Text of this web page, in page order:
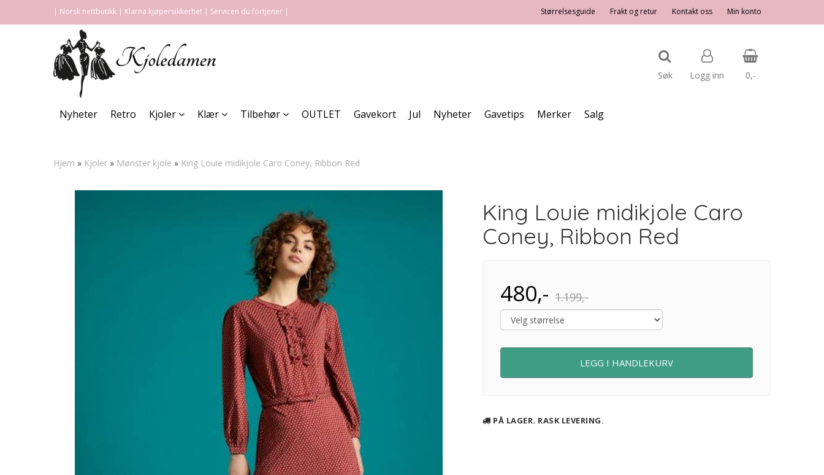
| Norsk nettbutikk | Klarna kjøpersikkerhet | Servicen du fortjener | Størrelsesguide Frakt og retur Kontakt oss Min konto
Søk Logg inn 0,-
Nyheter Retro Kjoler Klær Tilbehør OUTLET Gavekort Jul Nyheter Gavetips Merker Salg
Hjem » Kjoler » Mønster kjole » King Louie midikjole Caro Coney, Ribbon Red
King Louie midikjole Caro
Coney, Ribbon Red
480,- 1.199,-
LEGG I HANDLEKURV
PÅ LAGER. RASK LEVERING.